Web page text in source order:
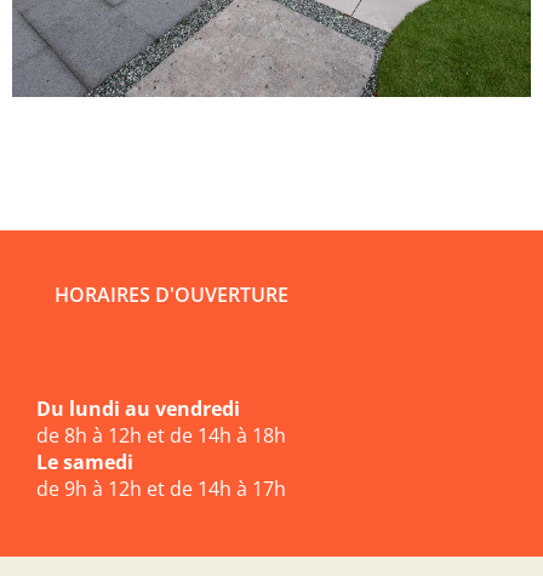
HORAIRES D'OUVERTURE
Du lundi au vendredi
de 8h à 12h et de 14h à 18h
Le samedi
de 9h à 12h et de 14h à 17h